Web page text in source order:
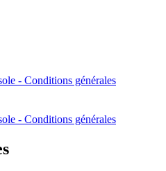
- Conditions générales
- Conditions générales